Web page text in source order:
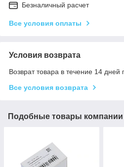
Безналичный расчет
Все условия оплаты
Условия возврата
Возврат товара в течение 14 дней
Все условия возврата
Подобные товары компании